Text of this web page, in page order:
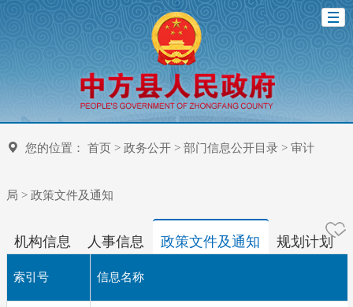
您的位置： 首页> 政务公开> 部门信息公开目录> 审计
局 > 政策文件及通知
机构信息 人事信息 政策文件及通知 规划计划
索引号 信息名称